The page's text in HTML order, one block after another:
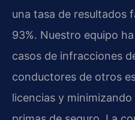
una tasa de resultados
93%. Nuestro equipo
casos de infracciones
conductores de otros
licencias y